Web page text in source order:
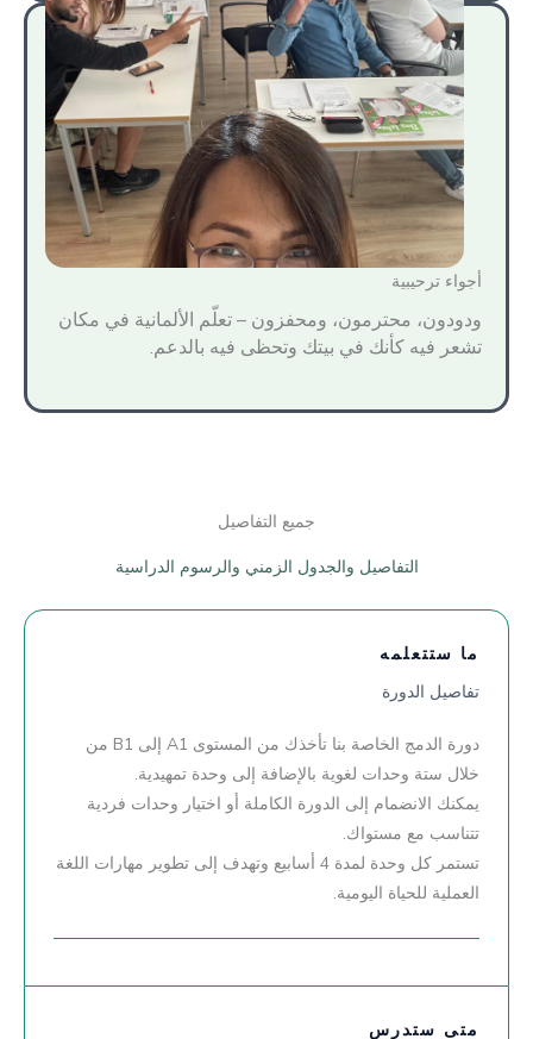
أجواء ترحيبية
ودودون، محترمون، ومحفزون – تعلّم الألمانية في مكان
تشعر فيه كأنك في بيتك وتحظى فيه بالدعم.
جميع التفاصيل
التفاصيل والجدول الزمني والرسوم الدراسية
ما ستتعلمه
تفاصيل الدورة
دورة الدمج الخاصة بنا تأخذك من المستوى A1 إلى B1 من
خلال ستة وحدات لغوية بالإضافة إلى وحدة تمهيدية.
يمكنك الانضمام إلى الدورة الكاملة أو اختيار وحدات فردية
تتناسب مع مستواك.
تستمر كل وحدة لمدة 4 أسابيع وتهدف إلى تطوير مهارات اللغة
العملية للحياة اليومية.
متى ستدرس